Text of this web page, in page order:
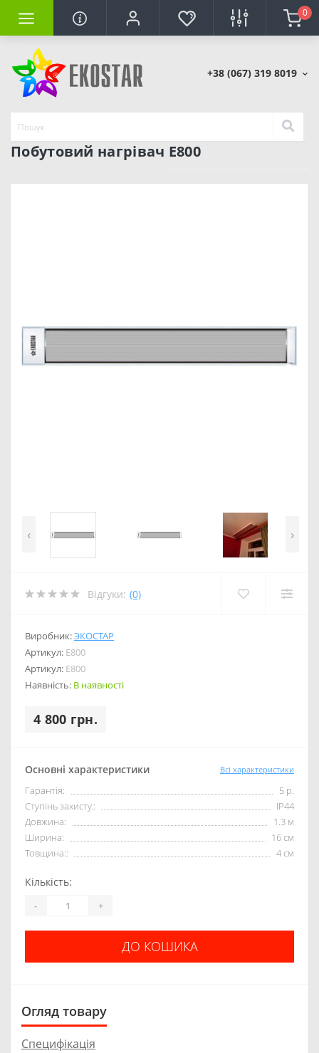
0
+38 (067) 319 8019
Побутовий нагрівач E800
‹ ›
Відгуки: (0)
Виробник:ЭКОСТАР
Артикул: E800
Артикул: E800
Наявність: В наявності
4 800 грн.
Основні характеристики Всі характеристики
Гарантія:
5 р.
Ступінь захисту.:
IP44
Довжина:
1.3 м
Ширина:
16 см
Товщина::
4 см
Кількість:
- +
ДО КОШИКА
Огляд товару
Специфікація